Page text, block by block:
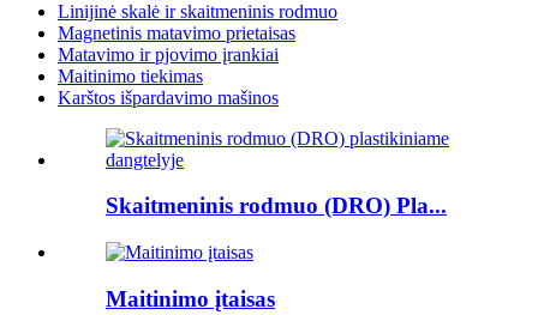
Linijinė skalė ir skaitmeninis rodmuo
Magnetinis matavimo prietaisas
Matavimo ir pjovimo įrankiai
Maitinimo tiekimas
Karštos išpardavimo mašinos
Skaitmeninis rodmuo (DRO) Pla...
Maitinimo įtaisas